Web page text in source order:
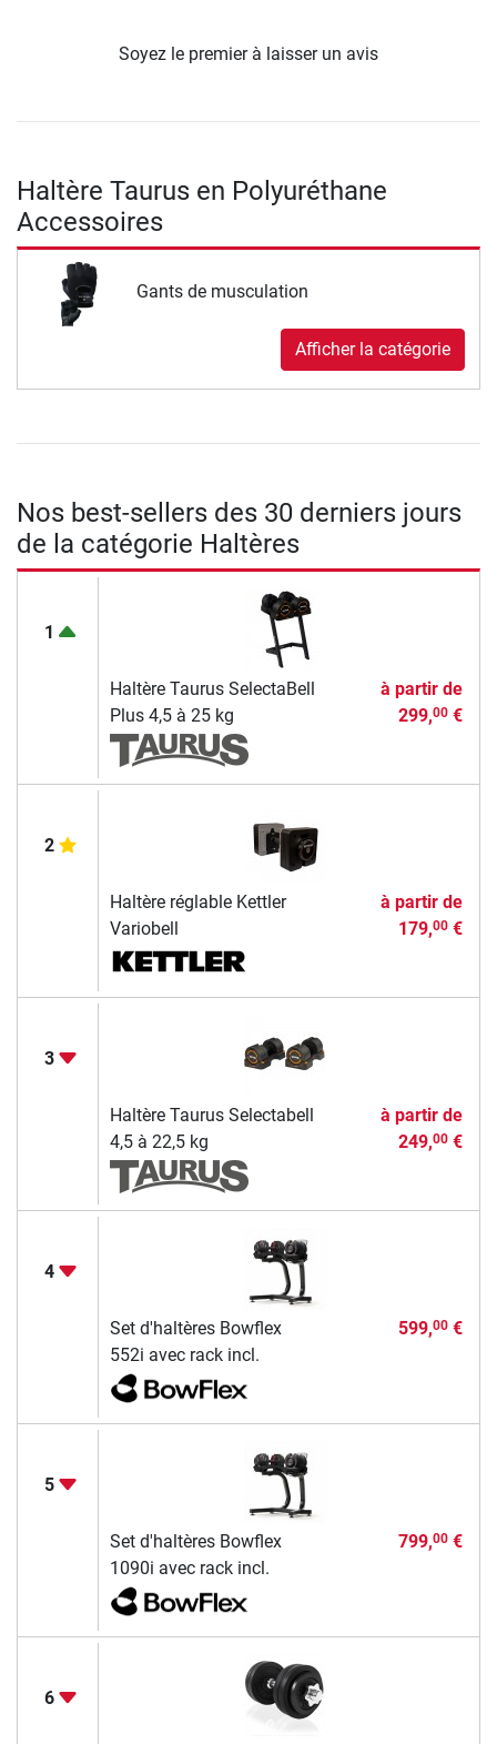
Soyez le premier à laisser un avis
Haltère Taurus en Polyuréthane
Accessoires
Gants de musculation
Afficher la catégorie
Nos best-sellers des 30 derniers jours
de la catégorie Haltères
1
Haltère Taurus SelectaBell
Plus 4,5 à 25 kg
à partir de
299,00€
2
Haltère réglable Kettler
Variobell
à partir de
179,00€
3
Haltère Taurus Selectabell
4,5 à 22,5 kg
à partir de
249,00€
4
Set d'haltères Bowflex
552i avec rack incl.
599,00€
5
Set d'haltères Bowflex
1090i avec rack incl.
799,00€
6